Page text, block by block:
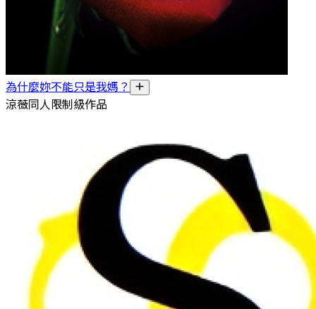
為什麼妳不能只是我媽？
涼薇同人限制級作品